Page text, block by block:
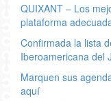
QUIXANT – Los
plataforma
Confirmada la lista
Iberoamericana del
Marquen sus
aquí